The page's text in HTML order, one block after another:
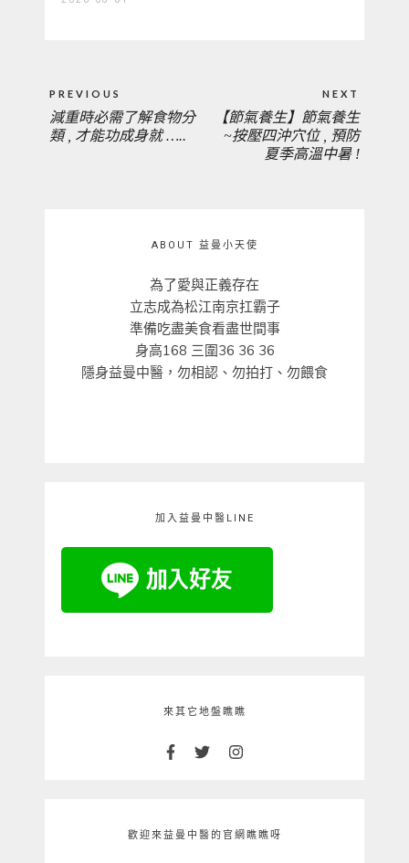
章
導
PREVIOUS
PREVIOUS
減重時必需了解食物分
類 , 才能功成身就 …..
NEXT
POST:
【節氣養生】節氣養生
~按壓四沖穴位 , 預防
夏季高溫中暑 !
ABOUT 益曼小天使
為了愛與正義存在
立志成為松江南京扛霸子
準備吃盡美食看盡世間事
身高168 三圍36 36 36
隱身益曼中醫，勿相認、勿拍打、勿餵食
加入益曼中醫LINE
來其它地盤瞧瞧
歡迎來益曼中醫的官網瞧瞧呀